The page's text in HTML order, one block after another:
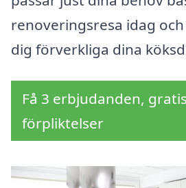
renoveringsresa idag
dig förverkliga dina
Få 3 erbjudanden,
förpliktelser